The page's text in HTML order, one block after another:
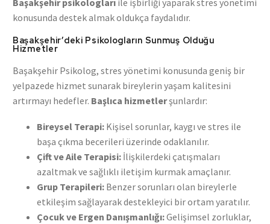
Başakşehir psikologları ile işbirliği yaparak stres yönetimi
konusunda destek almak oldukça faydalıdır.
Başakşehir’deki Psikologların Sunmuş Olduğu
Hizmetler
Başakşehir Psikolog, stres yönetimi konusunda geniş bir
yelpazede hizmet sunarak bireylerin yaşam kalitesini
artırmayı hedefler. Başlıca hizmetlerşunlardır:
Bireysel Terapi: Kişisel sorunlar, kaygı ve stres ile
başa çıkma becerileri üzerinde odaklanılır.
Çift ve Aile Terapisi: İlişkilerdeki çatışmaları
azaltmak ve sağlıklı iletişim kurmak amaçlanır.
Grup Terapileri: Benzer sorunları olan bireylerle
etkileşim sağlayarak destekleyici bir ortam yaratılır.
Çocuk ve Ergen Danışmanlığı:Gelişimsel zorluklar,